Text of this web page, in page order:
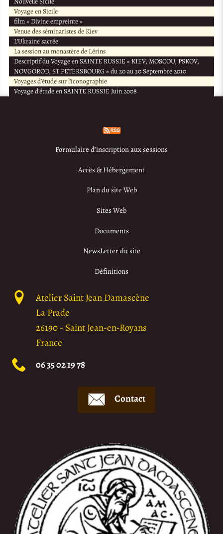
Voyage en Sicile
film « Divine empreinte »
Venue des séminaristes de Kiev
L’Ukraine sacrée
La session au monastère de Lérins
Descriptif du Voyage en SAINTE RUSSIE « KIEV, MOSCOU, PSKOV,
NOVGOROD, ST PETERSBOURG » du 20 au 30 Septembre 2010
Voyages d’étude sur l’iconographie
Voyage d’étude en SAINTE RUSSIE Juin 2008
Formulaire d’inscription aux sessions
Accès & Hébergement
Plan du site Web
Sites Web
Documents
NewsLetter du site
Définitions
Atelier Saint Jean Damascène
La Prade
26190- Saint Jean-en-Royans
France
06 35 02 19 78
Contact